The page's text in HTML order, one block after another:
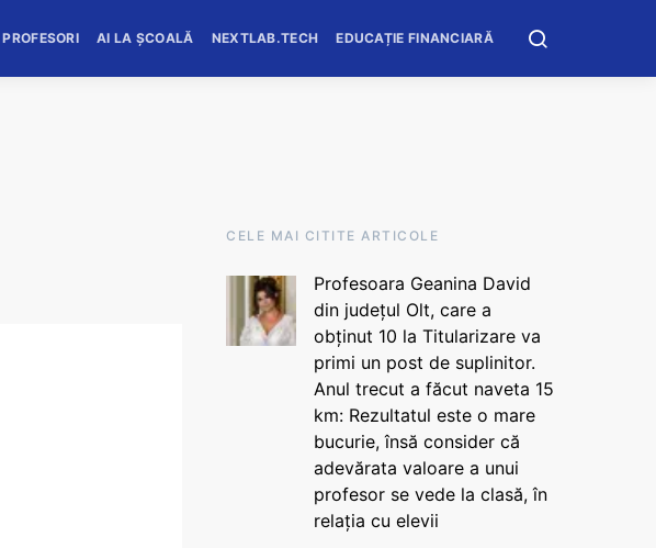
PROFESORI AI LA ȘCOALĂ NEXTLAB.TECH EDUCAȚIE FINANCIARĂ
CELE MAI CITITE ARTICOLE
Profesoara Geanina David
din județul Olt, care a
obținut 10 la Titularizare va
primi un post de suplinitor.
Anul trecut a făcut naveta 15
km: Rezultatul este o mare
bucurie, însă consider că
adevărata valoare a unui
profesor se vede la clasă, în
relația cu elevii